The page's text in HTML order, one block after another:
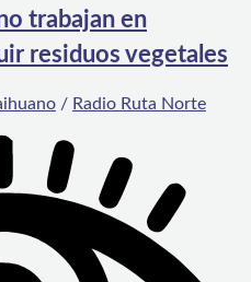
trabajan en
residuos vegetales
/ Radio Ruta Norte